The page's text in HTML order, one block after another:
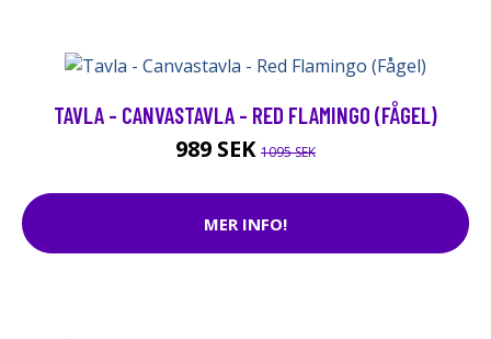
TAVLA - CANVASTAVLA - RED FLAMINGO (FÅGEL)
989 SEK 1095 SEK
MER INFO!